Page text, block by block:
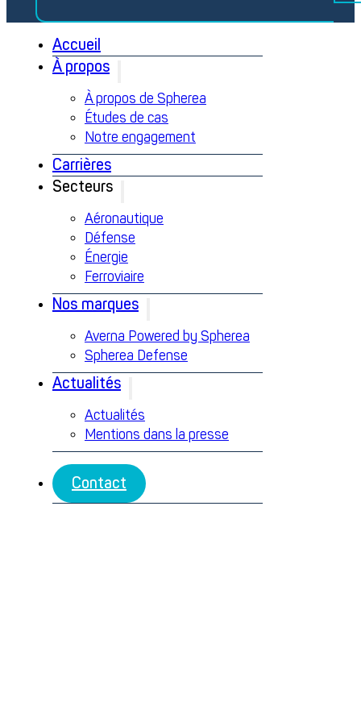
Accueil
À propos
À propos de Spherea
Études de cas
Notre engagement
Carrières
Secteurs
Aéronautique
Défense
Énergie
Ferroviaire
Nos marques
Averna Powered by Spherea
Spherea Defense
Actualités
Actualités
Mentions dans la presse
Contact